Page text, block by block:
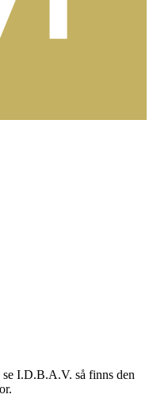
I.D.B.A.V. så finns den